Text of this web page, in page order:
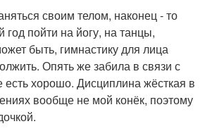
своим телом, наконец - то
пойти на йогу, на танцы,
быть, гимнастику для лица
Опять же забила в связи с
есть хорошо. Дисциплина жёсткая в
вообще не мой конёк, поэтому